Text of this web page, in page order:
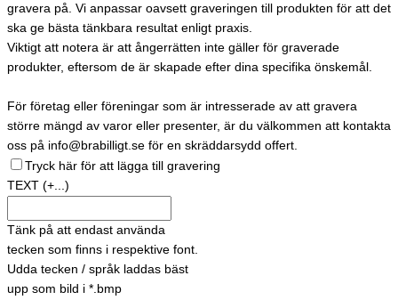
gravera på. Vi anpassar oavsett graveringen till produkten för att det
ska ge bästa tänkbara resultat enligt praxis.
Viktigt att notera är att ångerrätten inte gäller för graverade
produkter, eftersom de är skapade efter dina specifika önskemål.
För företag eller föreningar som är intresserade av att gravera
större mängd av varor eller presenter, är du välkommen att kontakta
oss på info@brabilligt.se för en skräddarsydd offert.
Tryck här för att lägga till gravering
TEXT (+...)
Tänk på att endast använda
tecken som finns i respektive font.
Udda tecken / språk laddas bäst
upp som bild i *.bmp